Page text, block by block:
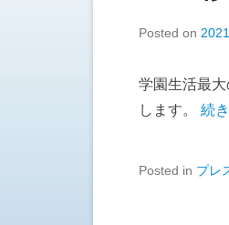
Posted on
学園生活最
します。 続
Posted in プレ